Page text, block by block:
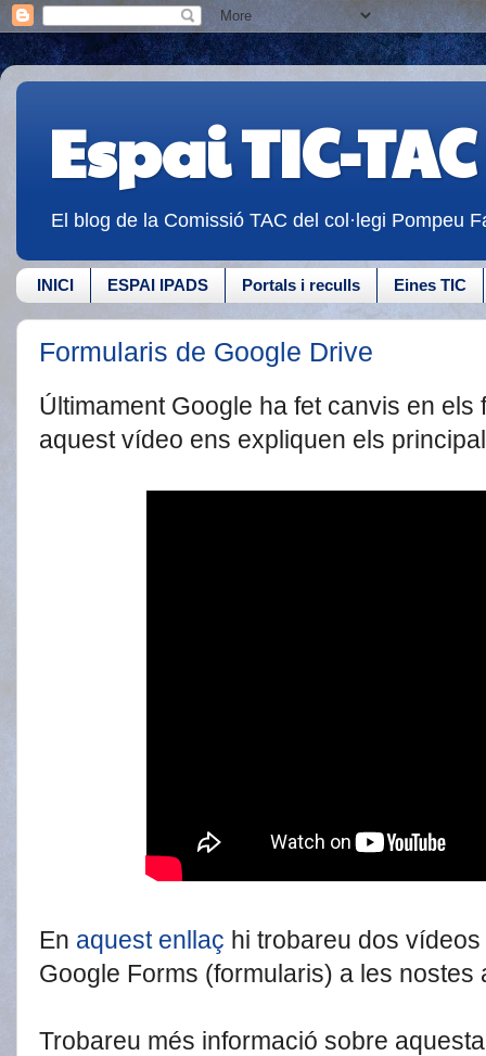
Espai TIC-TAC
El blog de la Comissió TAC del col·legi Pompeu
INICI ESPAI IPADS Portals i reculls Eines TIC
Formularis de Google Drive
Últimament Google ha fet canvis en els
aquest vídeo ens expliquen els
En aquest enllaç hi trobareu dos
Google Forms (formularis) a les nostes
Trobareu més informació sobre